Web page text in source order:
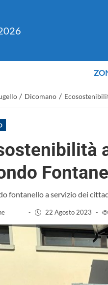
/ Dicomano /
fontanello a servizio dei
- 22 Agosto 2023 -